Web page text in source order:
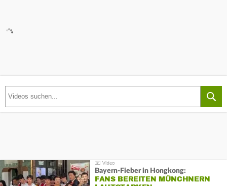
Bayern-Fieber in Hongkong:
FANS BEREITEN MÜNCHNERN